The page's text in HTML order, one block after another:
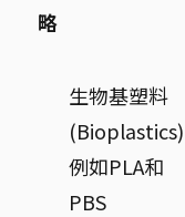
略
生物基塑料
(Bioplastics)
例如PLA和
PBS